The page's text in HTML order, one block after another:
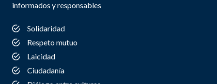
informados y responsables
Solidaridad
Respeto mutuo
Laicidad
Ciudadanía